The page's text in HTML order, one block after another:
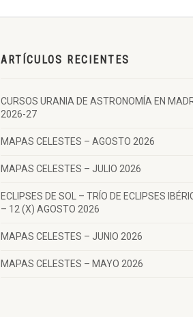
ARTÍCULOS RECIENTES
CURSOS URANIA DE ASTRONOMÍA EN
2026-27
MAPAS CELESTES – AGOSTO 2026
MAPAS CELESTES – JULIO 2026
ECLIPSES DE SOL – TRÍO DE ECLIPSES
– 12 (X) AGOSTO 2026
MAPAS CELESTES – JUNIO 2026
MAPAS CELESTES – MAYO 2026